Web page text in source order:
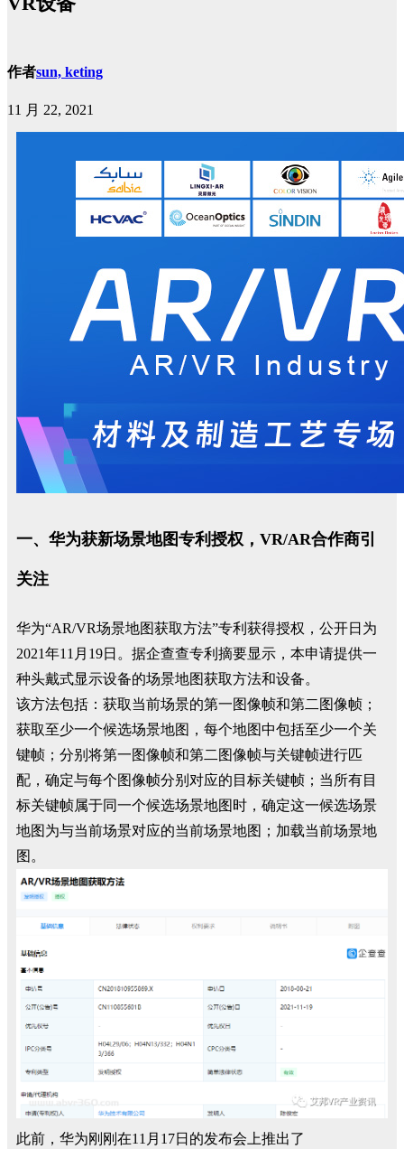
作者sun, keting
11 月 22, 2021
一、华为获新场景地图专利授权，VR/AR合作商引
关注
华为“AR/VR场景地图获取方法”专利获得授权，公开日为
2021年11月19日。据企查查专利摘要显示，本申请提供一
种头戴式显示设备的场景地图获取方法和设备。
该方法包括：获取当前场景的第一图像帧和第二图像帧；
获取至少一个候选场景地图，每个地图中包括至少一个关
键帧；分别将第一图像帧和第二图像帧与关键帧进行匹
配，确定与每个图像帧分别对应的目标关键帧；当所有目
标关键帧属于同一个候选场景地图时，确定这一候选场景
地图为与当前场景对应的当前场景地图；加载当前场景地
图。
此前，华为刚刚在11月17日的发布会上推出了